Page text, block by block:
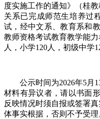
度实施工作的通知》（桂
关系已完成师范生培养过
试，经中文系、教育系和
教师资格考试教育教学能
人，小学120人，初级中学
公示时间为2026年5月
材料有异议者，请以书面
反映情况时须自报或签署
体事实根据，否则不予受